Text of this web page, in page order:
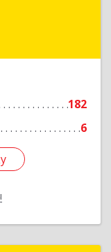
182
6
Уренгой г,